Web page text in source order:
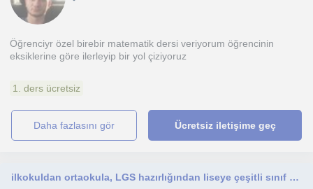
Öğrenciyr özel birebir matematik dersi veriyorum öğrencinin
eksiklerine göre ilerleyip bir yol çiziyoruz
1. ders ücretsiz
daha fazlasını gör Ücretsiz iletişime geç
ilkokuldan ortaokula, LGS hazırlığından liseye çeşitli sınıf seviyesi öğrencilerine matematik dersi vermekteyim